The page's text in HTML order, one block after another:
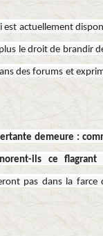
actuellement
le droit de brandir
des forums et
demeure :
ils ce
pas dans la